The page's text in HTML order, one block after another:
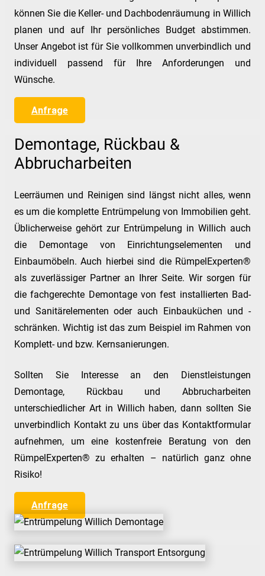
können Sie die Keller- und Dachbodenräumung in Willich
planen und auf Ihr persönliches Budget abstimmen.
Unser Angebot ist für Sie vollkommen unverbindlich und
individuell passend für Ihre Anforderungen und
Wünsche.
Anfrage
Demontage, Rückbau &
Abbrucharbeiten
Leerräumen und Reinigen sind längst nicht alles, wenn
es um die komplette Entrümpelung von Immobilien geht.
Üblicherweise gehört zur Entrümpelung in Willich auch
die Demontage von Einrichtungselementen und
Einbaumöbeln. Auch hierbei sind die RümpelExperten®
als zuverlässiger Partner an Ihrer Seite. Wir sorgen für
die fachgerechte Demontage von fest installierten Bad-
und Sanitärelementen oder auch Einbauküchen und -
schränken. Wichtig ist das zum Beispiel im Rahmen von
Komplett- und bzw. Kernsanierungen.
Sollten Sie Interesse an den Dienstleistungen
Demontage, Rückbau und Abbrucharbeiten
unterschiedlicher Art in Willich haben, dann sollten Sie
unverbindlich Kontakt zu uns über das Kontaktformular
aufnehmen, um eine kostenfreie Beratung von den
RümpelExperten® zu erhalten – natürlich ganz ohne
Risiko!
Anfrage